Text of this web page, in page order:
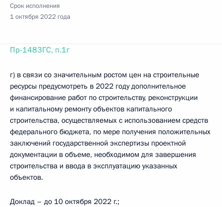
Срок исполнения
1 октября 2022 года
Пр-1483ГС, п.1г
г) в связи со значительным ростом цен на строительные
ресурсы предусмотреть в 2022 году дополнительное
финансирование работ по строительству, реконструкции
и капитальному ремонту объектов капитального
строительства, осуществляемых с использованием средств
федерального бюджета, по мере получения положительных
заключений государственной экспертизы проектной
документации в объеме, необходимом для завершения
строительства и ввода в эксплуатацию указанных
объектов.
Доклад – до 10 октября 2022 г.;